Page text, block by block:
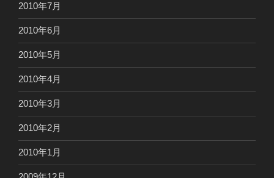
2010年7月
2010年6月
2010年5月
2010年4月
2010年3月
2010年2月
2010年1月